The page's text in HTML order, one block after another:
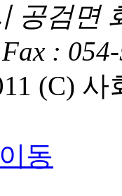
공검면
:
(C)
동